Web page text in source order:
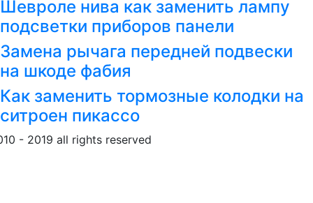
Шевроле нива как заменить лампу
подсветки приборов панели
Замена рычага передней подвески
на шкоде фабия
Как заменить тормозные колодки на
ситроен пикассо
- 2019 all rights reserved